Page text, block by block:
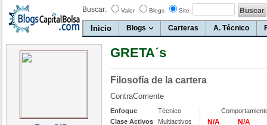
Buscar: Valor Blogs Site
Inicio Blogs Carteras A. Técnico
GRETA´s
Filosofía de la cartera
ContraCorriente
Enfoque
Técnico
Clase Activos
Multiactivos N/A N/A